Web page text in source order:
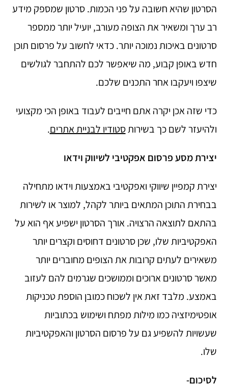
הסרטון שהיא חשובה על פני הכמות. סרטון שמספק מידע
רב ערך ומשאיר את הצופה מעורב, יועיל יותר ממספר
סרטונים באיכות נמוכה יותר. כדאי לחשוב על פרסום תוכן
חדש באופן קבוע, מה שיאפשר לכם להתחבר לגולשים
שיצפו ויעקבו אחר התכנים שלכם.
כדי שזה אכן יקרה אתם חייבים לעבוד באופן הכי מקצועי
ולהיעזר לשם כך בשירותסטודיו לבניית אתרים.
יצירת מסע פרסום אפקטיבי לשיווק וידאו
יצירת קמפיין שיווקי ואפקטיבי באמצעות וידאו מתחילה
בבחירת התוכן המתאים ביותר לקהל, למוצר או לשירות
בהתאם לתוצאה הרצויה. אורך הסרטון ישפיע אף הוא על
האפקטיביות שלו, שכן סרטונים דחוסים וקצרים יותר
משאירים לעתים קרובות את הצופים מחוברים יותר
מאשר סרטונים ארוכים וממושכים שגרמים להם לעזוב
באמצע. מלבד זאת אין לשכוח כמובן הוספת טכניקות
אופטימיזציה כמו מילות מפתח ושימוש בכתוביות
שעשויות להשפיע גם על פרסום הסרטון והאפקטיביות
שלו.
לסיכום-